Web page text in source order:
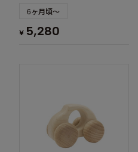
6ヶ月頃～
¥ 5,280